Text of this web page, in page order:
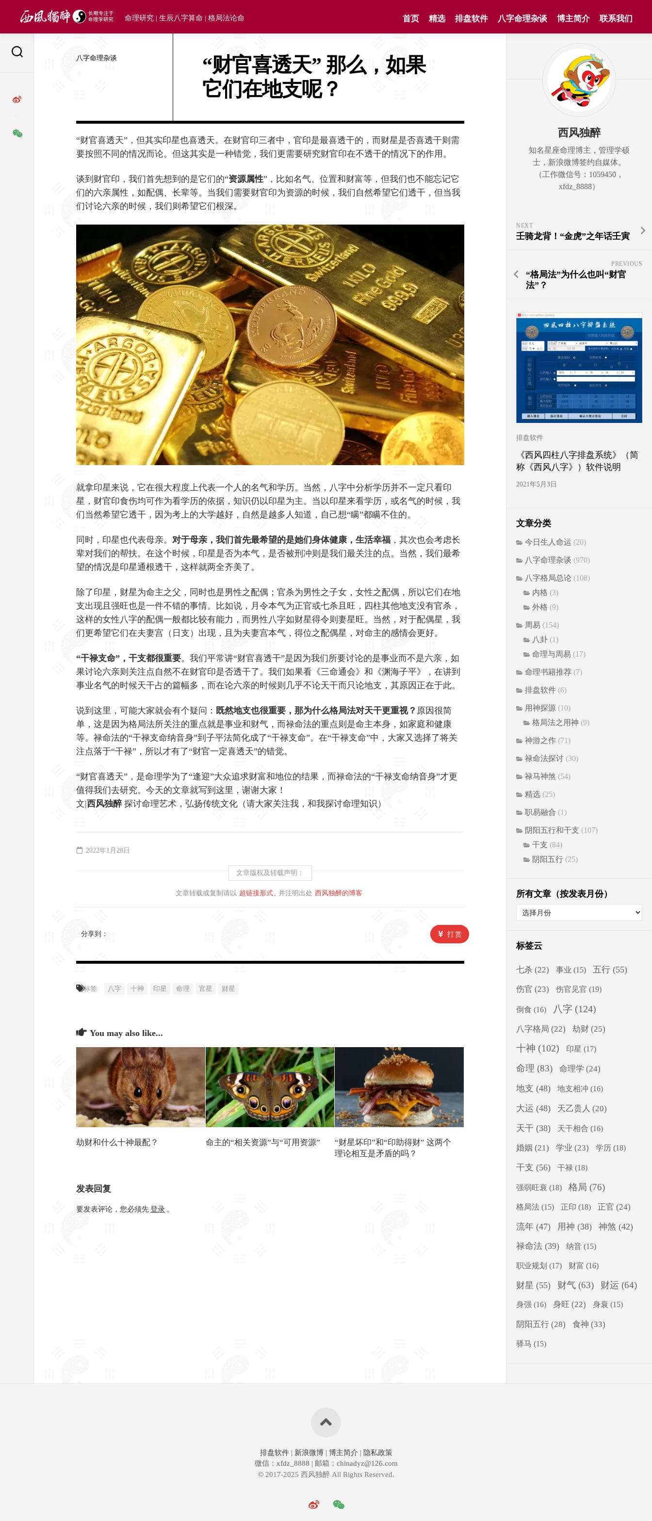
命理研究 | 生辰八字算命 | 格局法论命 首页 精选 排盘软件 八字命理杂谈 博主简介 联系我们
八字命理杂谈
“财官喜透天” 那么，如果
它们在地支呢？
“财官喜透天”，但其实印星也喜透天。在财官印三者中，官印是最喜透干的，而财星是否喜透干则需
要按照不同的情况而论。但这其实是一种错觉，我们更需要研究财官印在不透干的情况下的作用。
谈到财官印，我们首先想到的是它们的“资源属性”，比如名气、位置和财富等，但我们也不能忘记它
们的六亲属性，如配偶、长辈等。当我们需要财官印为资源的时候，我们自然希望它们透干，但当我
们讨论六亲的时候，我们则希望它们根深。
就拿印星来说，它在很大程度上代表一个人的名气和学历。当然，八字中分析学历并不一定只看印
星，财官印食伤均可作为看学历的依据，知识仍以印星为主。当以印星来看学历，或名气的时候，我
们当然希望它透干，因为考上的大学越好，自然是越多人知道，自己想“瞒”都瞒不住的。
同时，印星也代表母亲。 对于母亲，我们首先最希望的是她们身体健康，生活幸福 ，其次也会考虑长
辈对我们的帮扶。在这个时候，印星是否为本气，是否被刑冲则是我们最关注的点。当然，我们最希
望的情况是印星通根透干，这样就两全齐美了。
除了印星，财星为命主之父，同时也是男性之配偶；官杀为男性之子女，女性之配偶，所以它们在地
支出现且强旺也是一件不错的事情。比如说，月令本气为正官或七杀且旺，四柱其他地支没有官杀，
这样的女性八字的配偶一般都比较有能力，而男性八字如财星得令则妻星旺。当然，对于配偶星，我
们更希望它们在夫妻宫（日支）出现，且为夫妻宫本气，得位之配偶星，对命主的感情会更好。
“干禄支命”，干支都很重要。我们平常讲“财官喜透干”是因为我们所要讨论的是事业而不是六亲，如
果讨论六亲则关注点自然不在财官印是否透干了。我们如果看《三命通会》和《渊海子平》，在讲到
事业名气的时候天干占的篇幅多，而在论六亲的时候则几乎不论天干而只论地支，其原因正在于此。
说到这里，可能大家就会有个疑问： 既然地支也很重要，那为什么格局法对天干更重视？ 原因很简
单，这是因为格局法所关注的重点就是事业和财气，而禄命法的重点则是命主本身，如家庭和健康
等。禄命法的“干禄支命纳音身”到子平法简化成了“干禄支命”。在“干禄支命”中，大家又选择了将关
注点落于“干禄”，所以才有了“财官一定喜透天”的错觉。
“财官喜透天”，是命理学为了“逢迎”大众追求财富和地位的结果，而禄命法的“干禄支命纳音身”才更
值得我们去研究。今天的文章就写到这里，谢谢大家！
文|西风独醉探讨命理艺术，弘扬传统文化（请大家关注我，和我探讨命理知识）
2022年1月28日
文章版权及转载声明：
文章转载或复制请以 超链接形式 并注明出处 西风独醉的博客
分享到： 打赏
标签: 八字 十神 印星 命理 官星 财星
You may also like...
劫财和什么十神最配？ 命主的“相关资源”与“可用资源”
“财星坏印”和“印助得财” 这两个
理论相互是矛盾的吗？
发表回复
要发表评论，您必须先登录 。
西风独醉
知名星座命理博主，管理学硕
士，新浪微博签约自媒体。
（工作微信号：1059450，
xfdz_8888）
NEXT
壬骑龙背！“金虎”之年话壬寅
PREVIOUS
“格局法”为什么也叫“财官
法”？
排盘软件
《西风四柱八字排盘系统》（简
称《西风八字》）软件说明
2021年5月3日
文章分类
今日生人命运 (20)
八字命理杂谈 (970)
八字格局总论 (108)
内格 (3)
外格 (9)
周易 (154)
八卦 (1)
命理与周易 (17)
命理书籍推荐 (7)
排盘软件 (6)
用神探源 (10)
格局法之用神 (9)
神游之作 (71)
禄命法探讨 (30)
禄马神煞 (54)
精选 (25)
职易融合 (1)
阴阳五行和干支 (107)
干支 (84)
阴阳五行 (25)
所有文章（按发表月份）
标签云
七杀 (22) 事业 (15) 五行 (55)
伤官 (23) 伤官见官 (19)
倒食 (16) 八字 (124)
八字格局 (22) 劫财 (25)
十神 (102) 印星 (17)
命理 (83) 命理学 (24)
地支 (48) 地支相冲 (16)
大运 (48) 天乙贵人 (20)
天干 (38) 天干相合 (16)
婚姻 (21) 学业 (23) 学历 (18)
干支 (56) 干禄 (18)
强弱旺衰 (18) 格局 (76)
格局法 (15) 正印 (18) 正官 (24)
流年 (47) 用神 (38) 神煞 (42)
禄命法 (39) 纳音 (15)
职业规划 (17) 财富 (16)
财星 (55) 财气 (63) 财运 (64)
身强 (16) 身旺 (22) 身衰 (15)
阴阳五行 (28) 食神 (33)
驿马 (15)
排盘软件 | 新浪微博 | 博主简介 | 隐私政策
微信：xfdz_8888 | 邮箱：chinadyz@126.com
© 2017-2025 西风独醉 All Rights Reserved.